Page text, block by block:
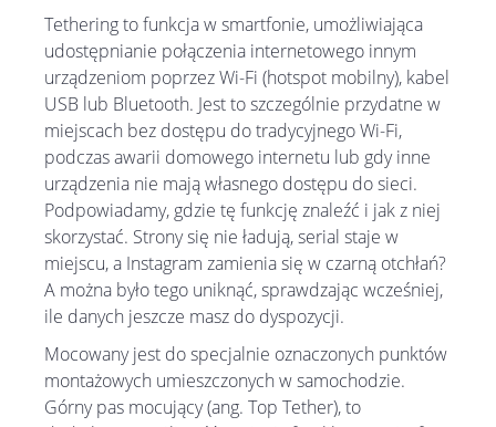
Tethering to funkcja w smartfonie, umożliwiająca
udostępnianie połączenia internetowego innym
urządzeniom poprzez Wi-Fi (hotspot mobilny), kabel
USB lub Bluetooth. Jest to szczególnie przydatne w
miejscach bez dostępu do tradycyjnego Wi-Fi,
podczas awarii domowego internetu lub gdy inne
urządzenia nie mają własnego dostępu do sieci.
Podpowiadamy, gdzie tę funkcję znaleźć i jak z niej
skorzystać. Strony się nie ładują, serial staje w
miejscu, a Instagram zamienia się w czarną otchłań?
A można było tego uniknąć, sprawdzając wcześniej,
ile danych jeszcze masz do dyspozycji.
Mocowany jest do specjalnie oznaczonych punktów
montażowych umieszczonych w samochodzie.
Górny pas mocujący (ang. Top Tether), to